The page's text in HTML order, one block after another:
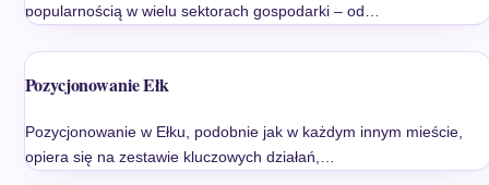
popularnością w wielu sektorach gospodarki – od…
Pozycjonowanie Ełk
Pozycjonowanie w Ełku, podobnie jak w każdym innym mieście,
opiera się na zestawie kluczowych działań,…